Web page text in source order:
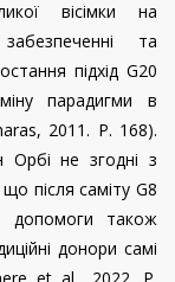
вісімки на
та
підхід G20
парадигми в
, 2011. P. 168).
не згодні з
після саміту G8
допомоги також
донори самі